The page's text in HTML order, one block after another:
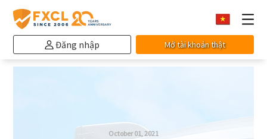
Đăng nhập Mở tài khoản thật
October 01, 2021